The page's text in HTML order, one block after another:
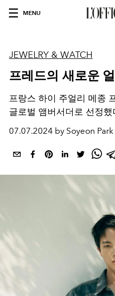
MENU
JEWELRY & WATCH
프레드의 새로운
프랑스 하이 주얼리 메종
글로벌 앰버서더로 선정했
07.07.2024 by Soyeon Park